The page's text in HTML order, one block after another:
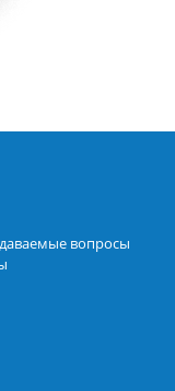
вопросы